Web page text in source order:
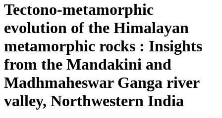
Tectono-metamorphic
evolution of the Himalayan
metamorphic rocks : Insights
from the Mandakini and
Madhmaheswar Ganga river
valley, Northwestern India